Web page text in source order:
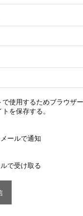
で使用するためブラウザ
を保存する。
ールで通知
で受け取る